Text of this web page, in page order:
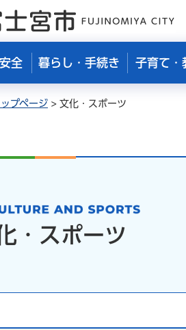
全 暮らし・手続き 子育て・
プページ > 文化・スポーツ
・スポーツ